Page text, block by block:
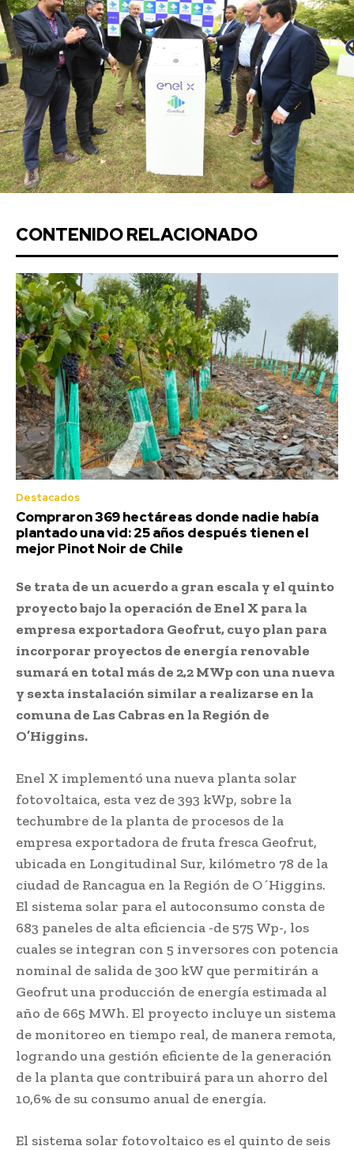
CONTENIDO RELACIONADO
Destacados
Compraron 369 hectáreas donde nadie había
plantado una vid: 25 años después tienen el
mejor Pinot Noir de Chile
Se trata de un acuerdo a gran escala y el quinto
proyecto bajo la operación de Enel X para la
empresa exportadora Geofrut, cuyo plan para
incorporar proyectos de energía renovable
sumará en total más de 2,2 MWp con una nueva
y sexta instalación similar a realizarse en la
comuna de Las Cabras en la Región de
O’Higgins.
Enel X implementó una nueva planta solar
fotovoltaica, esta vez de 393 kWp, sobre la
techumbre de la planta de procesos de la
empresa exportadora de fruta fresca Geofrut,
ubicada en Longitudinal Sur, kilómetro 78 de la
ciudad de Rancagua en la Región de O´Higgins.
El sistema solar para el autoconsumo consta de
683 paneles de alta eficiencia -de 575 Wp-, los
cuales se integran con 5 inversores con potencia
nominal de salida de 300 kW que permitirán a
Geofrut una producción de energía estimada al
año de 665 MWh. El proyecto incluye un sistema
de monitoreo en tiempo real, de manera remota,
logrando una gestión eficiente de la generación
de la planta que contribuirá para un ahorro del
10,6% de su consumo anual de energía.
El sistema solar fotovoltaico es el quinto de seis